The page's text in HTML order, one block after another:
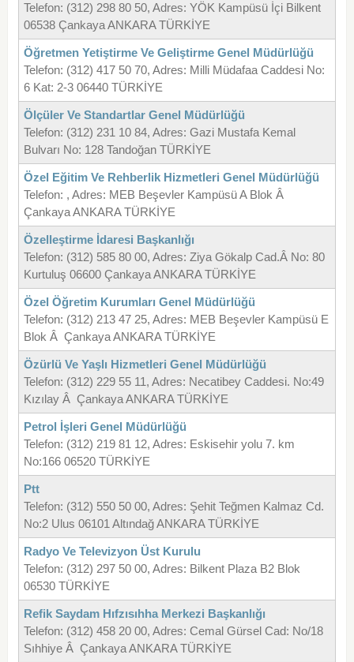
Telefon: (312) 298 80 50, Adres: YÖK Kampüsü İçi Bilkent
06538 Çankaya ANKARA TÜRKİYE
Öğretmen Yetiştirme Ve Geliştirme Genel Müdürlüğü
Telefon: (312) 417 50 70, Adres: Milli Müdafaa Caddesi No:
6 Kat: 2-3 06440 TÜRKİYE
Ölçüler Ve Standartlar Genel Müdürlüğü
Telefon: (312) 231 10 84, Adres: Gazi Mustafa Kemal
Bulvarı No: 128 Tandoğan TÜRKİYE
Özel Eğitim Ve Rehberlik Hizmetleri Genel Müdürlüğü
Telefon: , Adres: MEB Beşevler Kampüsü A Blok Â
Çankaya ANKARA TÜRKİYE
Özelleştirme İdaresi Başkanlığı
Telefon: (312) 585 80 00, Adres: Ziya Gökalp Cad.Â No: 80
Kurtuluş 06600 Çankaya ANKARA TÜRKİYE
Özel Öğretim Kurumları Genel Müdürlüğü
Telefon: (312) 213 47 25, Adres: MEB Beşevler Kampüsü E
Blok Â Çankaya ANKARA TÜRKİYE
Özürlü Ve Yaşlı Hizmetleri Genel Müdürlüğü
Telefon: (312) 229 55 11, Adres: Necatibey Caddesi. No:49
Kızılay Â Çankaya ANKARA TÜRKİYE
Petrol İşleri Genel Müdürlüğü
Telefon: (312) 219 81 12, Adres: Eskisehir yolu 7. km
No:166 06520 TÜRKİYE
Ptt
Telefon: (312) 550 50 00, Adres: Şehit Teğmen Kalmaz Cd.
No:2 Ulus 06101 Altındağ ANKARA TÜRKİYE
Radyo Ve Televizyon Üst Kurulu
Telefon: (312) 297 50 00, Adres: Bilkent Plaza B2 Blok
06530 TÜRKİYE
Refik Saydam Hıfzısıhha Merkezi Başkanlığı
Telefon: (312) 458 20 00, Adres: Cemal Gürsel Cad: No/18
Sıhhiye Â Çankaya ANKARA TÜRKİYE